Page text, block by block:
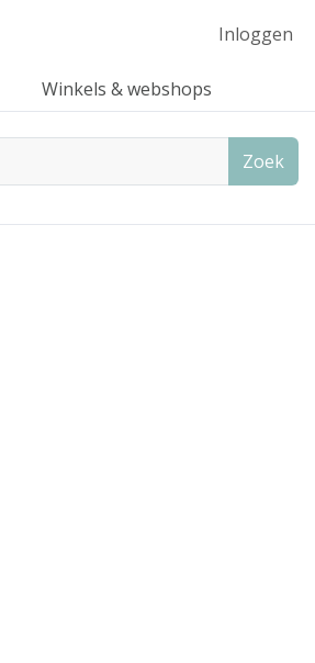
Inloggen
Winkels & webshops
Zoek